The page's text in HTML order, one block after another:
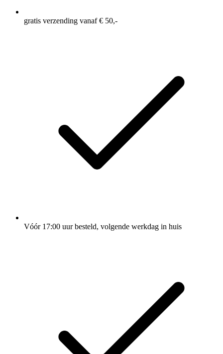
gratis verzending vanaf € 50,-
Vóór 17:00 uur besteld, volgende werkdag in huis